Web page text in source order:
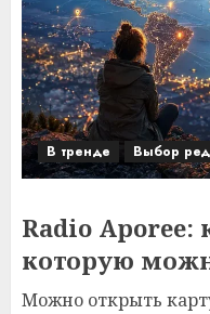
В тренде Выбор
Radio Aporee:
которую
Можно открыть